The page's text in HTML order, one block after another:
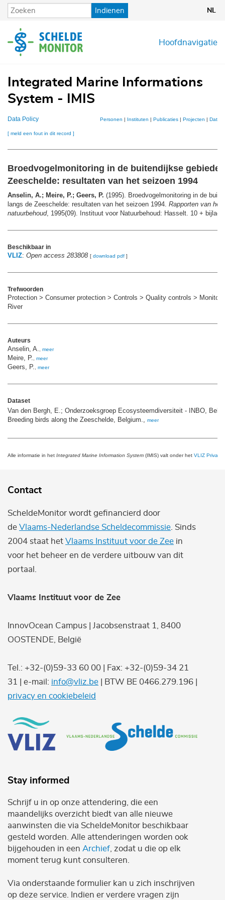
Overslaan
en
de
inhoud
Indienen NL
Hoofdnavigatie
Integrated Marine Informations
System - IMIS
Data Policy Personen | Instituten | Publicaties | Projecten |
[ meld een fout in dit record ]
Broedvogelmonitoring in de buitendijkse
Zeeschelde: resultaten van het seizoen 1994
Anselin, A.; Meire, P.; Geers, P. (1995). Broedvogelmonitoring in de
langs de Zeeschelde: resultaten van het seizoen 1994. Rapporten van het
natuurbehoud, 1995(09). Instituut voor Natuurbehoud: Hasselt. 10 +
Beschikbaar in
VLIZ: Open access 283808 [ download pdf ]
Trefwoorden
Protection > Consumer protection > Controls > Quality controls >
River
Auteurs
Anselin, A. meer
Meire, P. meer
Geers, P. meer
Dataset
Van den Bergh, E.; Onderzoeksgroep Ecosysteemdiversiteit - INBO,
Breeding birds along the Zeeschelde, Belgium.,
meer
Alle informatie in het Integrated Marine Information System (IMIS) valt onder het VLIZ Privacy
Contact
ScheldeMonitor wordt gefinancierd door
de Vlaams-Nederlandse Scheldecommissie . Sinds
2004 staat het Vlaams Instituut voor de Zee in
voor het beheer en de verdere uitbouw van dit
portaal.
Vlaams Instituut voor de Zee
InnovOcean Campus | Jacobsenstraat 1, 8400
OOSTENDE, België
Tel.: +32-(0)59-33 60 00 | Fax: +32-(0)59-34 21
31 | e-mail: info@vliz.be | BTW BE 0466.279.196 |
privacy en cookiebeleid
Stay informed
Schrijf u in op onze attendering, die een
maandelijks overzicht biedt van alle nieuwe
aanwinsten die via ScheldeMonitor beschikbaar
gesteld worden. Alle attenderingen worden ook
bijgehouden in een Archief , zodat u die op elk
moment terug kunt consulteren.
Via onderstaande formulier kan u zich inschrijven
op deze service. Indien er verdere vragen zijn